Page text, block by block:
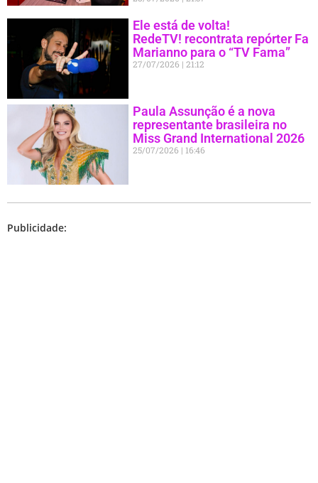
Ele está de volta!
RedeTV! recontrata repórter Fa
Marianno para o “TV Fama”
27/07/2026 21:12
Paula Assunção é a nova
representante brasileira no
Miss Grand International 2026
25/07/2026 16:46
Publicidade: